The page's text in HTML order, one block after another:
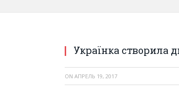
Українка створила
ON АПРЕЛЬ 19, 2017